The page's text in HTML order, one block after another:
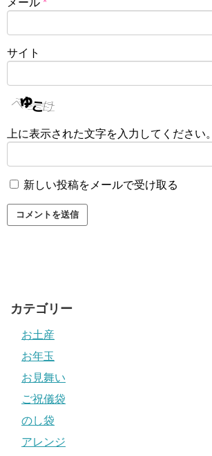
メール *
サイト
上に表示された文字を入力してください。
新しい投稿をメールで受け取る
カテゴリー
お土産
お年玉
お見舞い
ご祝儀袋
のし袋
アレンジ